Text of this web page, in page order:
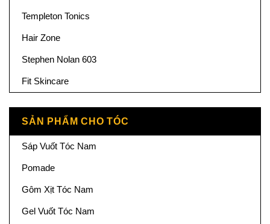
Templeton Tonics
Hair Zone
Stephen Nolan 603
Fit Skincare
SẢN PHẨM CHO TÓC
Sáp Vuốt Tóc Nam
Pomade
Gôm Xịt Tóc Nam
Gel Vuốt Tóc Nam